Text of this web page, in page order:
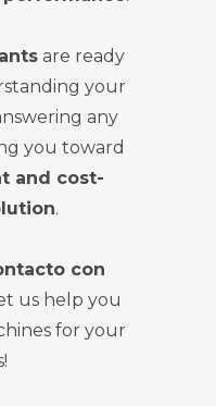
are ready
your
any
you toward
and cost-
.
con
us help you
for your